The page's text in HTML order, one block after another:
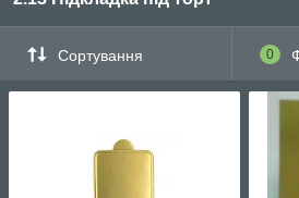
Сортування 0